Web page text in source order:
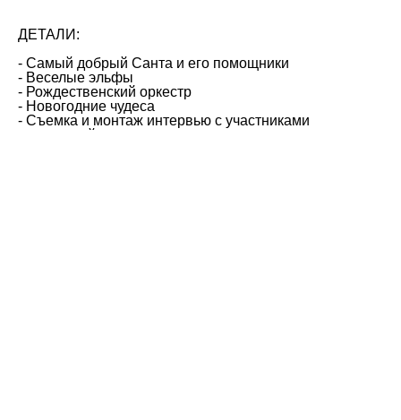
ДЕТАЛИ:
- Самый добрый Санта и его помощники
- Веселые эльфы
- Рождественский оркестр
- Новогодние чудеса
- Съемка и монтаж интервью с участниками
новогодней акции